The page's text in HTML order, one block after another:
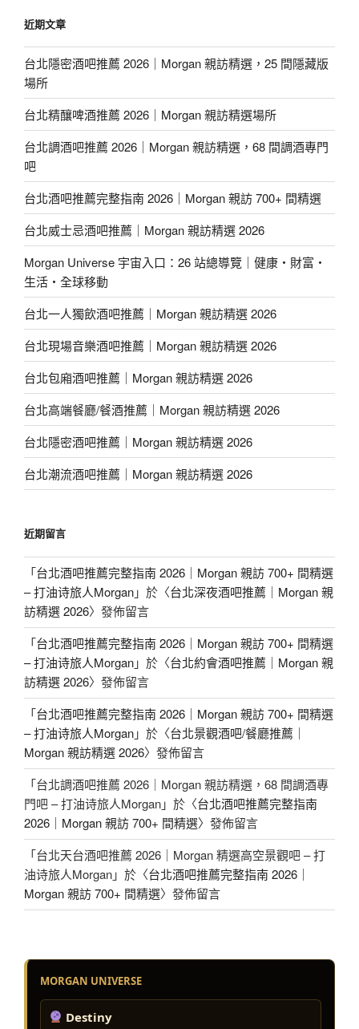
近期文章
台北隱密酒吧推薦 2026｜Morgan 親訪精選，25 間隱藏版
場所
台北精釀啤酒推薦 2026｜Morgan 親訪精選場所
台北調酒吧推薦 2026｜Morgan 親訪精選，68 間調酒專門
吧
台北酒吧推薦完整指南 2026｜Morgan 親訪 700+ 間精選
台北威士忌酒吧推薦｜Morgan 親訪精選 2026
Morgan Universe 宇宙入口：26 站總導覽｜健康・財富・
生活・全球移動
台北一人獨飲酒吧推薦｜Morgan 親訪精選 2026
台北現場音樂酒吧推薦｜Morgan 親訪精選 2026
台北包廂酒吧推薦｜Morgan 親訪精選 2026
台北高端餐廳/餐酒推薦｜Morgan 親訪精選 2026
台北隱密酒吧推薦｜Morgan 親訪精選 2026
台北潮流酒吧推薦｜Morgan 親訪精選 2026
近期留言
「台北酒吧推薦完整指南 2026｜Morgan 親訪 700+ 間精選
– 打油诗旅人Morgan」於〈台北深夜酒吧推薦｜Morgan 親
訪精選 2026〉發佈留言
「台北酒吧推薦完整指南 2026｜Morgan 親訪 700+ 間精選
– 打油诗旅人Morgan」於〈台北約會酒吧推薦｜Morgan 親
訪精選 2026〉發佈留言
「台北酒吧推薦完整指南 2026｜Morgan 親訪 700+ 間精選
– 打油诗旅人Morgan」於〈台北景觀酒吧/餐廳推薦｜
Morgan 親訪精選 2026〉發佈留言
「台北調酒吧推薦 2026｜Morgan 親訪精選，68 間調酒專
門吧 – 打油诗旅人Morgan」於〈台北酒吧推薦完整指南
2026｜Morgan 親訪 700+ 間精選〉發佈留言
「台北天台酒吧推薦 2026｜Morgan 精選高空景觀吧 – 打
油诗旅人Morgan」於〈台北酒吧推薦完整指南 2026｜
Morgan 親訪 700+ 間精選〉發佈留言
MORGAN UNIVERSE
Destiny